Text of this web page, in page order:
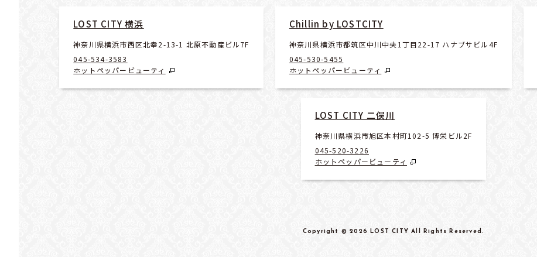
LOST CITY 横浜
神奈川県横浜市西区北幸2-13-1 北原不動産ビル7F
045-534-3583
ホットペッパービューティ
Chillin by LOSTCITY
神奈川県横浜市都筑区中川中央1丁目22-17 ハナブサビル4F
045-530-5455
ホットペッパービューティ
LOST CITY 二俣川
神奈川県横浜市旭区本村町102-5 博栄ビル2F
045-520-3226
ホットペッパービューティ
Copyright © 2026 LOST CITY All Rights Reserved .